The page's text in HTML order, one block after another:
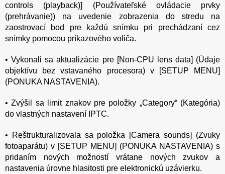
controls (playback)] (Používateľské ovládacie prvky
(prehrávanie)) na uvedenie zobrazenia do stredu na
zaostrovací bod pre každú snímku pri prechádzaní cez
snímky pomocou príkazového voliča.
• Vykonali sa aktualizácie pre [Non-CPU lens data] (Údaje
objektívu bez vstavaného procesora) v [SETUP MENU]
(PONUKA NASTAVENIA).
• Zvýšil sa limit znakov pre položky „Category“ (Kategória)
do vlastných nastavení IPTC.
• Reštrukturalizovala sa položka [Camera sounds] (Zvuky
fotoaparátu) v [SETUP MENU] (PONUKA NASTAVENIA) s
pridaním nových možností vrátane nových zvukov a
nastavenia úrovne hlasitosti pre elektronickú uzávierku.